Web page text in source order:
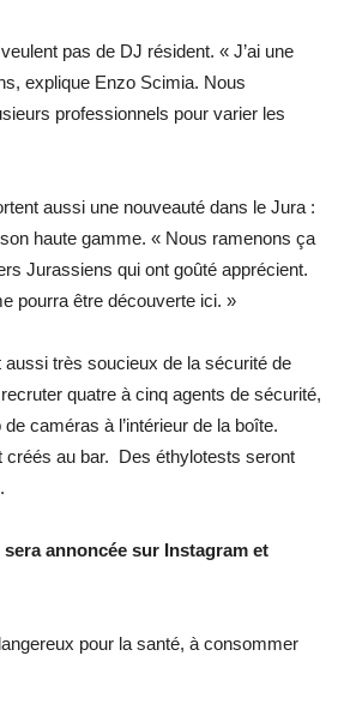
pas de DJ résident. « J’ai une
explique Enzo Scimia. Nous
professionnels pour varier les
aussi une nouveauté dans le Jura :
haute gamme. « Nous ramenons ça
Jurassiens qui ont goûté apprécient.
pourra être découverte ici. »
très soucieux de la sécurité de
quatre à cinq agents de sécurité,
caméras à l’intérieur de la boîte.
créés au bar. Des éthylotests seront
sera annoncée sur Instagram et
pour la santé, à consommer